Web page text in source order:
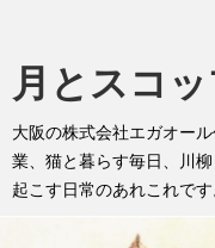
月とスコ
大阪の株式会社エガオー
業、猫と暮らす毎日、川
起こす日常のあれこれです